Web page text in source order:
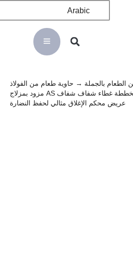
Arabic
الطعام بالجملة → حاوية طعام من الفولاذ
المقاوم للصدأ بقاعدة مخططة غطاء شفاف شفاف AS مزود بمزلاج
عريض محكم الإغلاق مثالي لحفظ النضارة